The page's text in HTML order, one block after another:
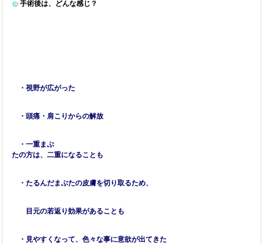
手術後は、どんな感じ？
・視野が広がった
・頭痛・肩こりからの解放
・一重まぶ
たの方は、二重になることも
・たるんだまぶたの皮膚を切り取るため、
目元の若返り効果があることも
・見やすくなって、色々な事に意欲が出てきた